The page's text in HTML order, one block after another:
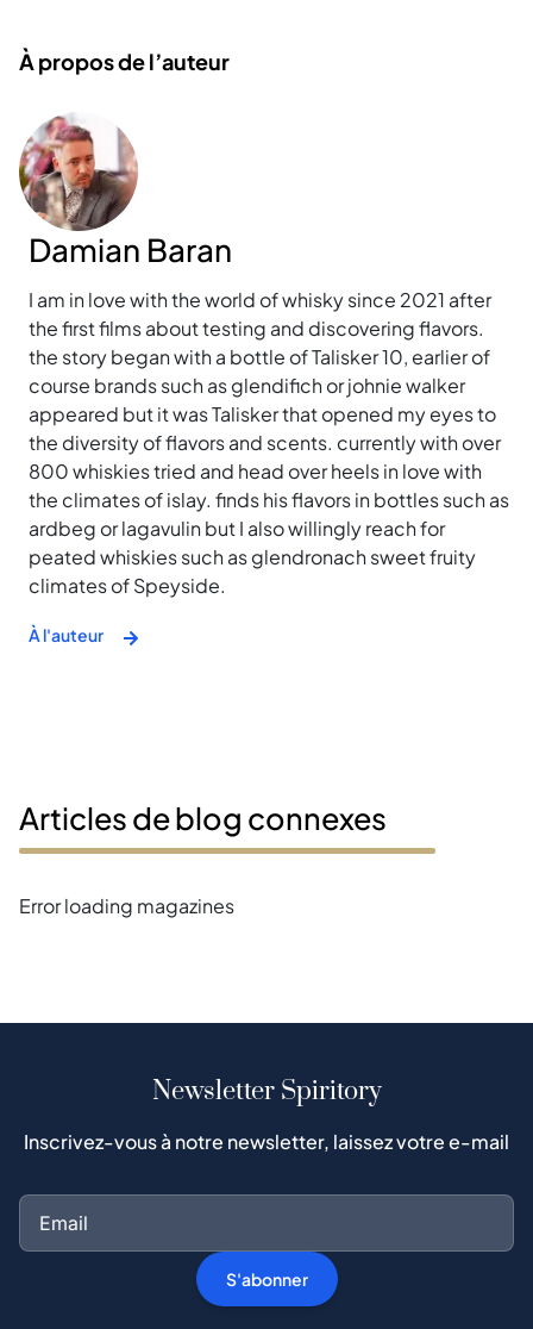
À propos de l’auteur
Damian Baran
I am in love with the world of whisky since 2021 after
the first films about testing and discovering flavors.
the story began with a bottle of Talisker 10, earlier of
course brands such as glendifich or johnie walker
appeared but it was Talisker that opened my eyes to
the diversity of flavors and scents. currently with over
800 whiskies tried and head over heels in love with
the climates of islay. finds his flavors in bottles such as
ardbeg or lagavulin but I also willingly reach for
peated whiskies such as glendronach sweet fruity
climates of Speyside.
À l'auteur
Articles de blog connexes
Error loading magazines
Newsletter Spiritory
Inscrivez-vous à notre newsletter, laissez votre e-mail
S'abonner